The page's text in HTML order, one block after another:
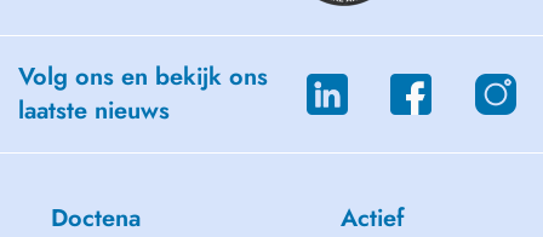
Volg ons en bekijk ons
laatste nieuws
Doctena Actief